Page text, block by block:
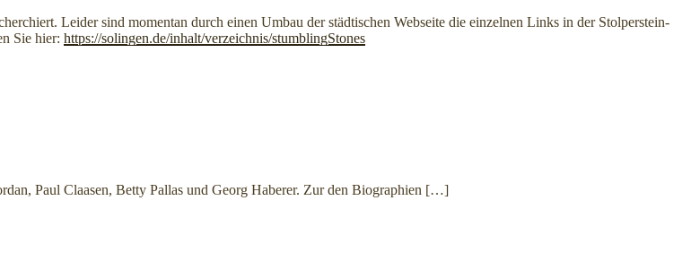
Leider sind momentan durch einen Umbau der städtischen Webseite die einzelnen Links in der Stolperstein-
Sie hier: https://solingen.de/inhalt/verzeichnis/stumblingStones
Paul Claasen, Betty Pallas und Georg Haberer. Zur den Biographien […]